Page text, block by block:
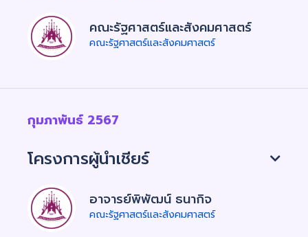
คณะรัฐศาสตร์และสังคมศาสตร์
คณะรัฐศาสตร์และสังคมศาสตร์
กุมภาพันธ์ 2567
โครงการผู้นำเชียร์
อาจารย์พิพัฒน์ ธนากิจ
คณะรัฐศาสตร์และสังคมศาสตร์